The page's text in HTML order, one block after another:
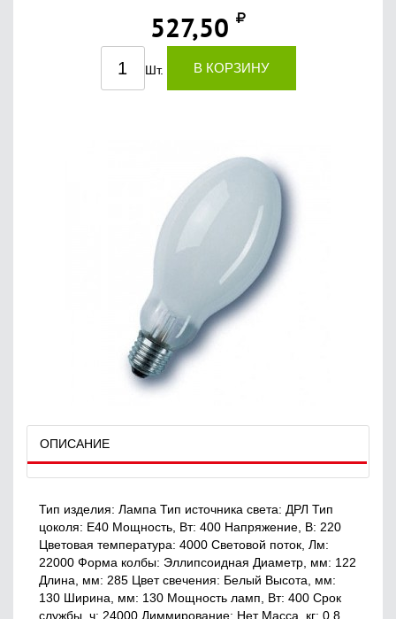
527,50
Шт. В КОРЗИНУ
ОПИСАНИЕ
Тип изделия: Лампа Тип источника света: ДРЛ Тип
цоколя: E40 Мощность, Вт: 400 Напряжение, В: 220
Цветовая температура: 4000 Световой поток, Лм:
22000 Форма колбы: Эллипсоидная Диаметр, мм: 122
Длина, мм: 285 Цвет свечения: Белый Высота, мм:
130 Ширина, мм: 130 Мощность ламп, Вт: 400 Срок
службы, ч: 24000 Диммирование: Нет Масса, кг: 0.8